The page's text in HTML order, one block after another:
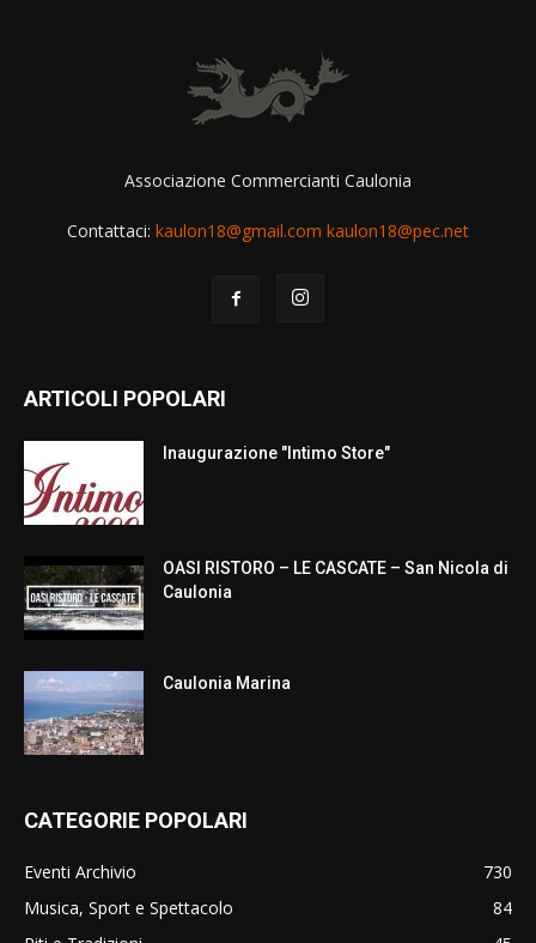
Associazione Commercianti Caulonia
Contattaci: kaulon18@gmail.com kaulon18@pec.net
ARTICOLI POPOLARI
Inaugurazione "Intimo Store"
OASI RISTORO – LE CASCATE – San Nicola di
Caulonia
Caulonia Marina
CATEGORIE POPOLARI
Eventi Archivio
730
Musica, Sport e Spettacolo
84